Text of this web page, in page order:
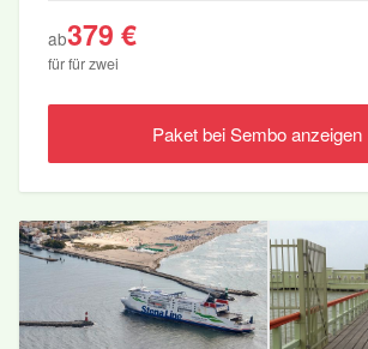
ab379 €
für für zwei
Paket bei Sembo